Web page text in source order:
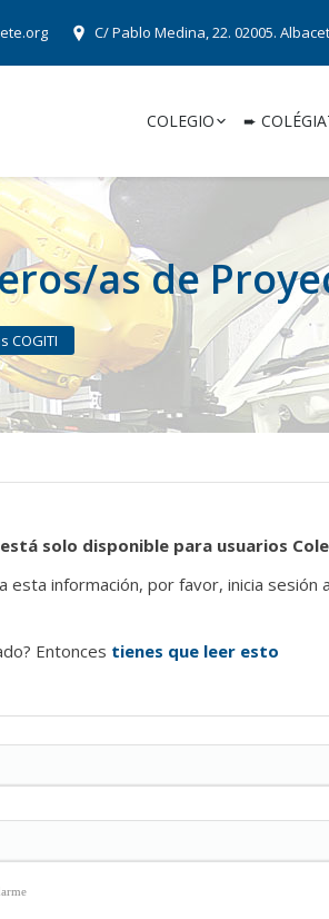
C/ Pablo Medina, 22. 02005.
COLEGIO ➨
as de
COGITI
solo disponible para usuarios
esta información, por favor, inicia sesión
Entonces tienes que leer esto